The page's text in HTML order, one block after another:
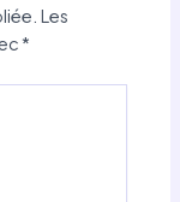
Les
*